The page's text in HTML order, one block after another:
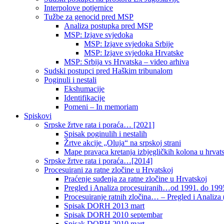
Interpolove potjernice
Tužbe za genocid pred MSP
Analiza postupka pred MSP
MSP: Izjave svjedoka
MSP: Izjave svjedoka Srbije
MSP: Izjave svjedoka Hrvatske
MSP: Srbija vs Hrvatska – video arhiva
Sudski postupci pred Haškim tribunalom
Poginuli i nestali
Ekshumacije
Identifikacije
Pomeni – In memoriam
Spiskovi
Srpske žrtve rata i poraća… [2021]
Spisak poginulih i nestalih
Žrtve akcije „Oluja“ na srpskoj strani
Mape pravaca kretanja izbjegličkih kolona u
Srpske žrtve rata i poraća…[2014]
Procesuirani za ratne zločine u Hrvatskoj
Praćenje suđenja za ratne zločine u Hrvatskoj
Pregled i Analiza procesuiranih…od 1991. do
Procesuiranje ratnih zločina… – Pregled i Analiza
Spisak DORH 2013 mart
Spisak DORH 2010 septembar